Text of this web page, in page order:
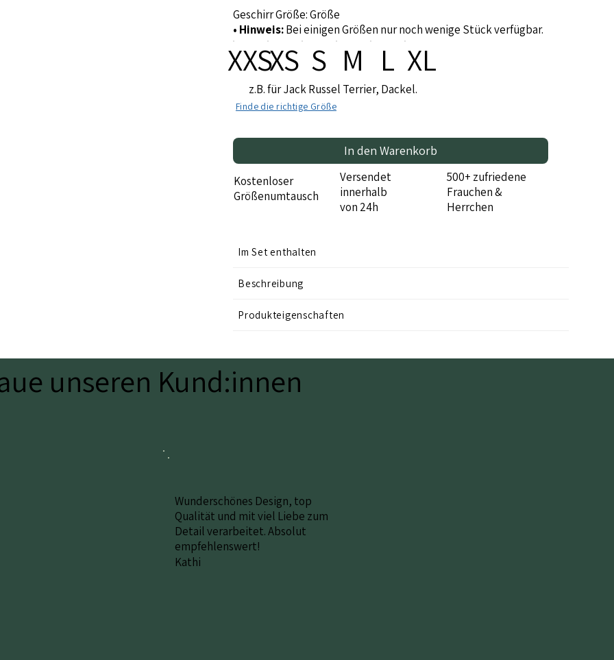
Größe
Geschirr Größe:
• Hinweis:Bei einigen Größen nur noch wenige Stück verfügbar.
XXSXS S M L XL
z.B. für Jack Russel Terrier, Dackel.
Finde die richtige Größe
In den Warenkorb
Kostenloser
Größenumtausch
Versendet
innerhalb
von 24h
500+ zufriedene
Frauchen &
Herrchen
Im Set enthalten
Beschreibung
Produkteigenschaften
unseren Kund:innen
Wunderschönes Design, top
Qualität und mit viel Liebe zum
Detail verarbeitet. Absolut
empfehlenswert!
Kathi